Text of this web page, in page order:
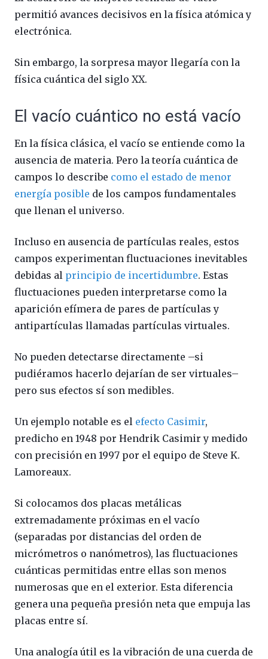
permitió avances decisivos en la física atómica y
electrónica.
Sin embargo, la sorpresa mayor llegaría con la
física cuántica del siglo XX.
El vacío cuántico no está vacío
En la física clásica, el vacío se entiende como la
ausencia de materia. Pero la teoría cuántica de
campos lo describe como el estado de menor
energía posible de los campos fundamentales
que llenan el universo.
Incluso en ausencia de partículas reales, estos
campos experimentan fluctuaciones inevitables
debidas al principio de incertidumbre. Estas
fluctuaciones pueden interpretarse como la
aparición efímera de pares de partículas y
antipartículas llamadas partículas virtuales.
No pueden detectarse directamente –si
pudiéramos hacerlo dejarían de ser virtuales–
pero sus efectos sí son medibles.
Un ejemplo notable es el efecto Casimir,
predicho en 1948 por Hendrik Casimir y medido
con precisión en 1997 por el equipo de Steve K.
Lamoreaux.
Si colocamos dos placas metálicas
extremadamente próximas en el vacío
(separadas por distancias del orden de
micrómetros o nanómetros), las fluctuaciones
cuánticas permitidas entre ellas son menos
numerosas que en el exterior. Esta diferencia
genera una pequeña presión neta que empuja las
placas entre sí.
Una analogía útil es la vibración de una cuerda de